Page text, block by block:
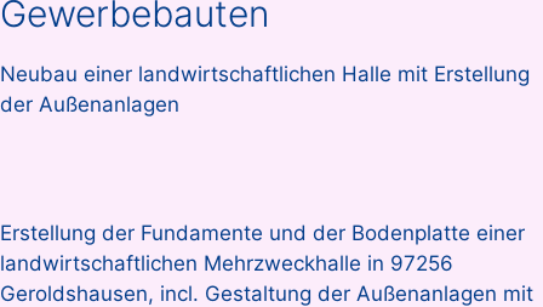
Gewerbebauten
Neubau einer landwirtschaftlichen Halle mit Erstellung
der Außenanlagen
Erstellung der Fundamente und der Bodenplatte einer
landwirtschaftlichen Mehrzweckhalle in 97256
Geroldshausen, incl. Gestaltung der Außenanlagen mit